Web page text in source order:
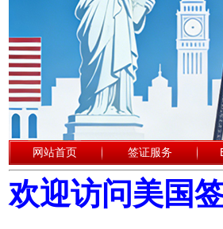
网站首页 签证服务
欢迎访问美国